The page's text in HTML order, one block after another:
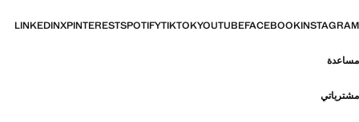
INSTAGRAM
FACEBOOK
YOUTUBE
TIKTOK
SPOTIFY
PINTEREST
X
LINKEDIN
مساعدة
مشترياتي